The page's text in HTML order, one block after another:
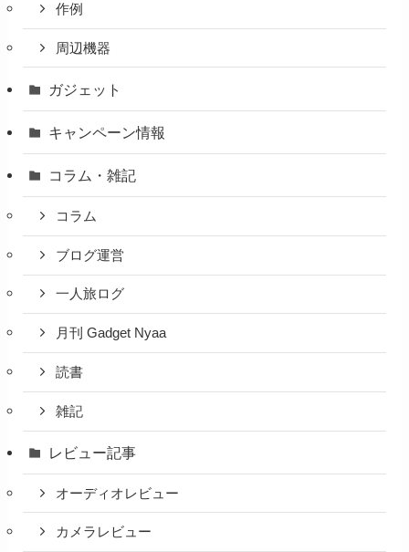
作例
周辺機器
ガジェット
キャンペーン情報
コラム・雑記
コラム
ブログ運営
一人旅ログ
月刊 Gadget Nyaa
読書
雑記
レビュー記事
オーディオレビュー
カメラレビュー